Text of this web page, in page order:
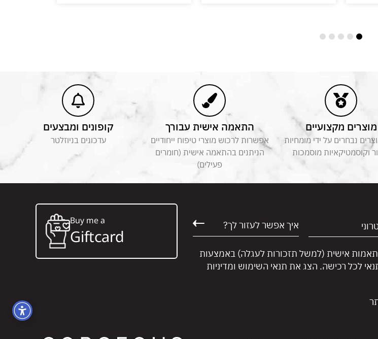
מוצרים מקצועיים
נבחרים על ידי מומחיות
וקוסמטיקאיות מוסמכות
התאמה אישית עבורך
אפשרות לרכוש מוצרי טיפוח ייחודיים
הניתנים בהתאמה אישית (חומרים
פעילים)
קופונים ומבצעים
עדכונים בניוזלטר
אישית (למשל תזכורות לעגלה) באמצעות
לכל רכישה. הצג את תנאי השימוש ומדיניות
Buy me a
Giftcard